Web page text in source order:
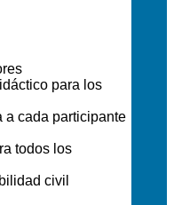
para los
a cada participante
todos los
civil